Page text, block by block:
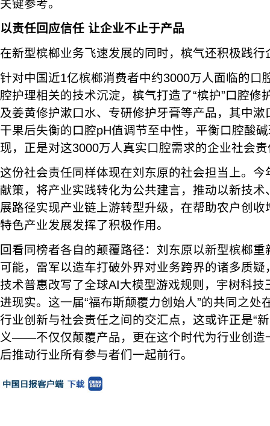
关键参考。
以责任回应信任 让企业不止于产品
在新型槟榔业务飞速发展的同时，槟气还积极践行
针对中国近1亿槟榔消费者中约3000万人面临的口
腔护理相关的技术沉淀，槟气打造了“槟护”口腔修
及姜黄修护漱口水、专研修护牙膏等产品，其中
干果后失衡的口腔pH值调节至中性，平衡口腔酸
现，正是对这3000万人真实口腔需求的企业社会
这份社会责任同样体现在刘东原的社会担当上。
献策，将产业实践转化为公共建言，推动以新技
展路径实现产业链上游转型升级，在帮助农户创
特色产业发展发挥了积极作用。
回看同榜者各自的颠覆路径：刘东原以新型槟榔
可能，雷军以造车打破外界对业务跨界的诸多质
技术普惠改写了全球AI大模型游戏规则，宇树科技
进现实。这一届“福布斯颠覆力创始人”的共同之处
行业创新与社会责任之间的交汇点，这或许正是“
义——不仅仅颠覆产品，更在这个时代为行业创造
后推动行业所有参与者们一起前行。